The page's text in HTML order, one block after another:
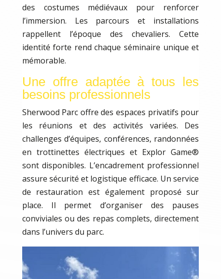
des costumes médiévaux pour renforcer
l’immersion. Les parcours et installations
rappellent l’époque des chevaliers. Cette
identité forte rend chaque séminaire unique et
mémorable.
Une offre adaptée à tous les
besoins professionnels
Sherwood Parc offre des espaces privatifs pour
les réunions et des activités variées. Des
challenges d’équipes, conférences, randonnées
en trottinettes électriques et Explor Game®
sont disponibles. L’encadrement professionnel
assure sécurité et logistique efficace. Un service
de restauration est également proposé sur
place. Il permet d’organiser des pauses
conviviales ou des repas complets, directement
dans l’univers du parc.